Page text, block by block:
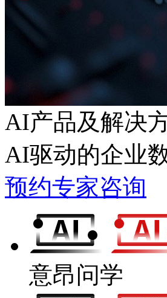
AI产品及解决
AI驱动的企业
预约专家咨询
意昂问学